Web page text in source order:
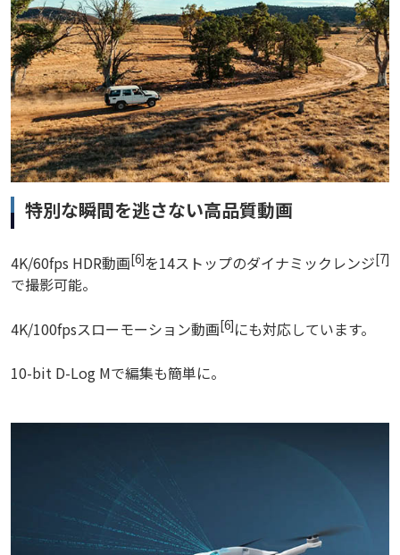
特別な瞬間を逃さない高品質動画
4K/60fps HDR動画[6]を14ストップのダイナミックレンジ[7]
で撮影可能。
4K/100fpsスローモーション動画[6]にも対応しています。
10-bit D-Log Mで編集も簡単に。